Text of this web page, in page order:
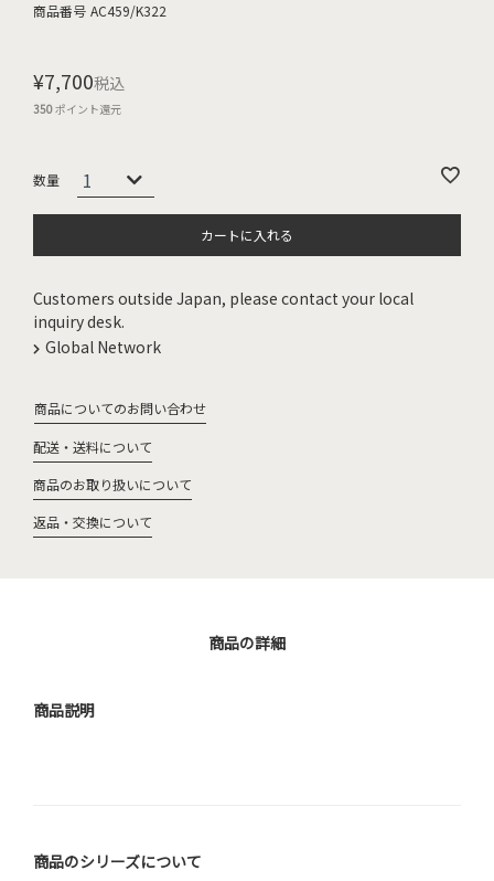
商品番号 AC459/K322
¥7,700税込
350ポイント還元
カートに入れる
Customers outside Japan, please contact your local
inquiry desk.
Global Network
商品についてのお問い合わせ
配送・送料について
商品のお取り扱いについて
返品・交換について
商品の詳細
商品説明
商品のシリーズについて